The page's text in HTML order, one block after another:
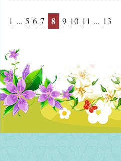
1 ... 5 6 7 8 9 10 11 ... 13